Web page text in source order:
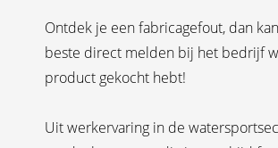
Ontdek je een fabricagefout, dan
beste direct melden bij het bedrijf
product gekocht hebt!
Uit werkervaring in de